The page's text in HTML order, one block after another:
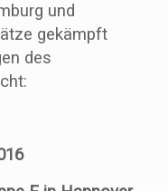
und
gekämpft
des